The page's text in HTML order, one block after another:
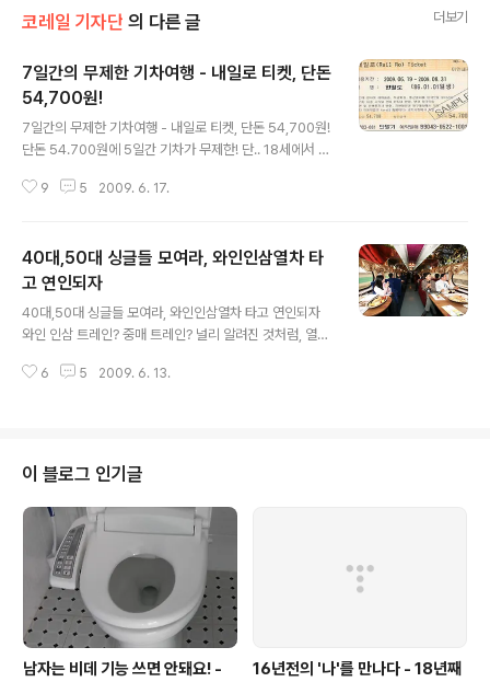
코레일 기자단 의 다른 글 더보기
7일간의 무제한 기차여행 - 내일로 티켓, 단돈
54,700원!
7일간의 무제한 기차여행 - 내일로 티켓, 단돈 54,700원!
단돈 54.700원에 5일간 기차가 무제한! 단.. 18세에서 2
54,700원에 5일간 새마을호 뿐만 아니라 누리로(기존 무
된다. 코레일의 "내일로(Rail로)" 티켓이다. ▲ 젊다면, 떠
나라! 7일간 무제한 열차여행, 내일로 티켓 젊다면, 도전하
라. 모르면.. 커뮤니티나 가이드북(매뉴얼)을 활용하라! 이
건 정말.. 땅을 치고 통곡할 노릇이다. '돈이 많이 들어서..'
국내 여행을 주저했던 이들이 있다면, 절호의 찬스다. 해외
'거지' 배낭여행 하듯이 고생할 준비만 ..
9 5 2009. 6. 17.
40대,50대 싱글들 모여라, 와인인삼열차 타
고 연인되자
40대,50대 싱글들 모여라, 와인인삼열차 타고 연인되자
와인 인삼 트레인? 중매 트레인? 널리 알려진 것처럼, 열차
삼에 대한 이벤트로 가득 차 있는 '와인 인삼 트레인'은 아
차"다. 바로 40대와 50대 싱글 남녀들을 이 와인 인삼 열
차에 태우고 가면서 "사랑의 작대기"를 하는 열차다. 젊은
이들을 대상으로 한 이런 테마 열차는 여러번 봤지만, 중장
년을 대상으로 한 시도는 처음인 듯 하다. 그런데, 이 열차
가 벌써 다섯번째랜다. 역시, 내 관심밖이라서 그런가? ^^
6 5 2009. 6. 13.
이 블로그 인기글
남자는 비데 기능 쓰면 안돼요! -
16년전의 '나'를 만나다 - 18년째